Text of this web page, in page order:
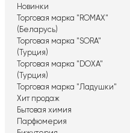
Новинки
Торговая марка "ROMAX"
(Беларусь)
Торговая марка "SORA"
(Турция)
Торговая марка "DOXA"
(Турция)
Торговая марка "Ладушки"
Хит продаж
Бытовая химия
Парфюмерия